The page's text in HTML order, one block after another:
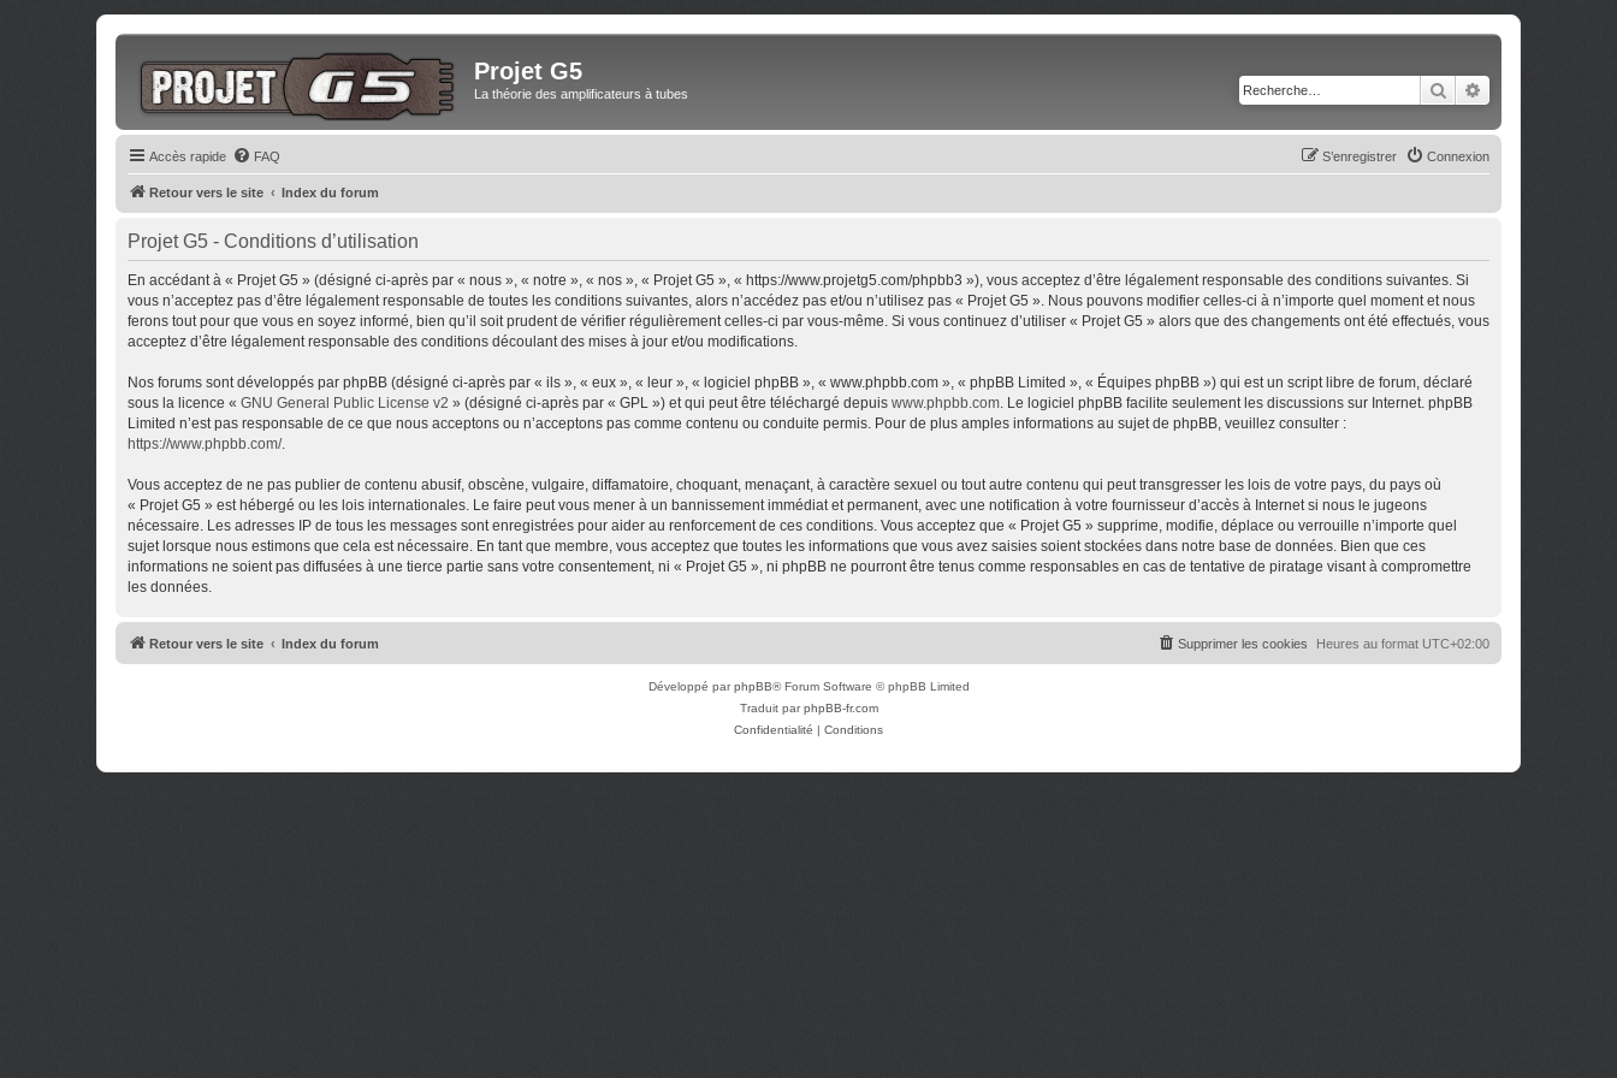
Projet G5
La théorie des amplificateurs à tubes Rechercher
Accès rapide FAQ Connexion
S’enregistrer
Retour vers le site Index du forum
Projet G5 - Conditions d’utilisation
En accédant à « Projet G5 » (désigné ci-après par « nous », « notre », « nos », « Projet G5 », « https://www.projetg5.com/phpbb3 »), vous acceptez d’être légalement responsable des conditions suivantes. Si
vous n’acceptez pas d’être légalement responsable de toutes les conditions suivantes, alors n’accédez pas et/ou n’utilisez pas « Projet G5 ». Nous pouvons modifier celles-ci à n’importe quel moment et nous
ferons tout pour que vous en soyez informé, bien qu’il soit prudent de vérifier régulièrement celles-ci par vous-même. Si vous continuez d’utiliser « Projet G5 » alors que des changements ont été effectués, vous
acceptez d’être légalement responsable des conditions découlant des mises à jour et/ou modifications.
Nos forums sont développés par phpBB (désigné ci-après par « ils », « eux », « leur », « logiciel phpBB », « www.phpbb.com », « phpBB Limited », « Équipes phpBB ») qui est un script libre de forum, déclaré
sous la licence « GNU General Public License v2 » (désigné ci-après par « GPL ») et qui peut être téléchargé depuis www.phpbb.com. Le logiciel phpBB facilite seulement les discussions sur Internet. phpBB
Limited n’est pas responsable de ce que nous acceptons ou n’acceptons pas comme contenu ou conduite permis. Pour de plus amples informations au sujet de phpBB, veuillez consulter :
https://www.phpbb.com/.
Vous acceptez de ne pas publier de contenu abusif, obscène, vulgaire, diffamatoire, choquant, menaçant, à caractère sexuel ou tout autre contenu qui peut transgresser les lois de votre pays, du pays où
« Projet G5 » est hébergé ou les lois internationales. Le faire peut vous mener à un bannissement immédiat et permanent, avec une notification à votre fournisseur d’accès à Internet si nous le jugeons
nécessaire. Les adresses IP de tous les messages sont enregistrées pour aider au renforcement de ces conditions. Vous acceptez que « Projet G5 » supprime, modifie, déplace ou verrouille n’importe quel
sujet lorsque nous estimons que cela est nécessaire. En tant que membre, vous acceptez que toutes les informations que vous avez saisies soient stockées dans notre base de données. Bien que ces
informations ne soient pas diffusées à une tierce partie sans votre consentement, ni « Projet G5 », ni phpBB ne pourront être tenus comme responsables en cas de tentative de piratage visant à compromettre
les données.
Retour vers le site Index du forum Heures au format UTC+02:00
Supprimer les cookies
Développé parphpBB® Forum Software © phpBB Limited
Traduit parphpBB-fr.com
Confidentialité | Conditions